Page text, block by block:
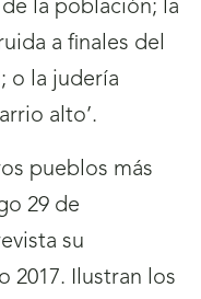
la población; la
a finales del
o la judería
alto’.
pueblos más
29 de
su
2017. Ilustran los